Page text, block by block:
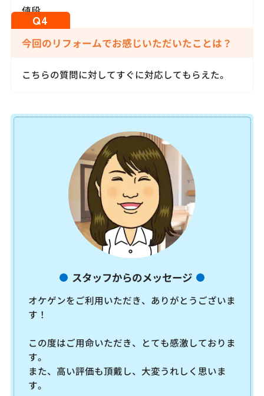
値段
今回のリフォームでお感じいただいたことは？
こちらの質問に対してすぐに対応してもらえた。
スタッフからのメッセージ
オケゲンをご利用いただき、ありがとうございま
す！
この度はご用命いただき、とても感激しておりま
す。
また、高い評価も頂戴し、大変うれしく思いま
す。